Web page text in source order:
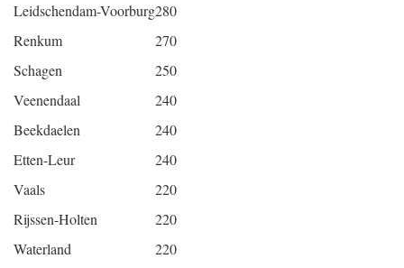
Leidschendam-Voorburg280
Renkum
270
Schagen
250
Veenendaal
240
Beekdaelen
240
Etten-Leur
240
Vaals
220
Rijssen-Holten
220
Waterland
220